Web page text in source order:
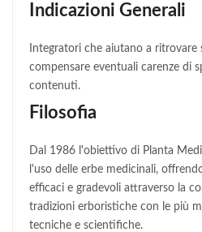
Indicazioni Generali
Integratori che aiutano a ritrovare
compensare eventuali carenze di
contenuti.
Filosofia
Dal 1986 l'obiettivo di Planta
l'uso delle erbe medicinali,
efficaci e gradevoli attraverso la
tradizioni erboristiche con le più
tecniche e scientifiche.